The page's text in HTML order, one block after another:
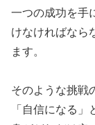
一つの成功を手
けなければなら
ます。
そのような挑戦
「自信になる